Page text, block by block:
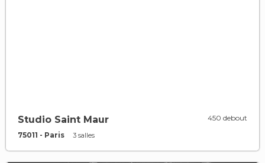
Studio Saint Maur
75011 - Paris 3 salles
450 debout